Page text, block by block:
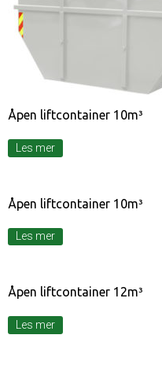
Åpen liftcontainer 10m³
Les mer
Åpen liftcontainer 10m³
Les mer
Åpen liftcontainer 12m³
Les mer